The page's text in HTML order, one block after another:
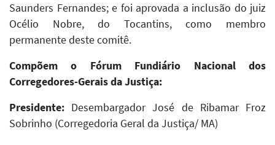
Saunders Fernandes; e foi aprovada a inclusão do juiz
Océlio Nobre, do Tocantins, como membro
permanente deste comitê.
Compõem o Fórum Fundiário Nacional dos
Corregedores-Gerais da Justiça:
Presidente: Desembargador José de Ribamar Froz
Sobrinho (Corregedoria Geral da Justiça/ MA)